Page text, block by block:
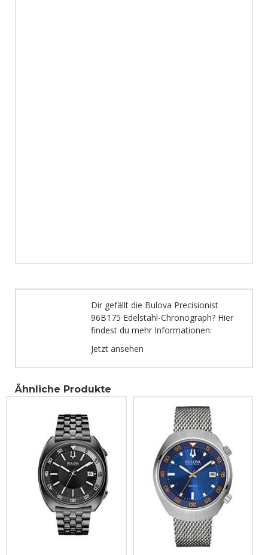
Dir gefällt die Bulova Precisionist
96B175 Edelstahl-Chronograph? Hier
findest du mehr Informationen:
Jetzt ansehen
Ähnliche Produkte